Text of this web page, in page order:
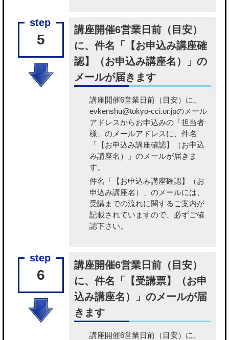
5
講座開催6営業日前（目安）
に、件名「【お申込み講座確
認】（お申込み講座名）」の
メールが届きます
講座開催6営業日前（目安）に、
evkenshu@tokyo-cci.or.jpのメール
アドレスからお申込みの「担当者
様」のメールアドレスに、件名
「【お申込み講座確認】（お申込
み講座名）」のメールが届きま
す。
件名「【お申込み講座確認】（お
申込み講座名）」のメールには、
受講までの流れに関するご案内が
記載されていますので、必ずご確
認下さい。
6
講座開催6営業日前（目安）
に、件名「【受講票】（お申
込み講座名）」のメールが届
きます
講座開催6営業日前（目安）に、